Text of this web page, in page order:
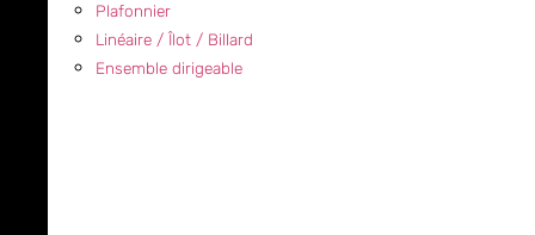
Plafonnier
Linéaire / Îlot / Billard
Ensemble dirigeable